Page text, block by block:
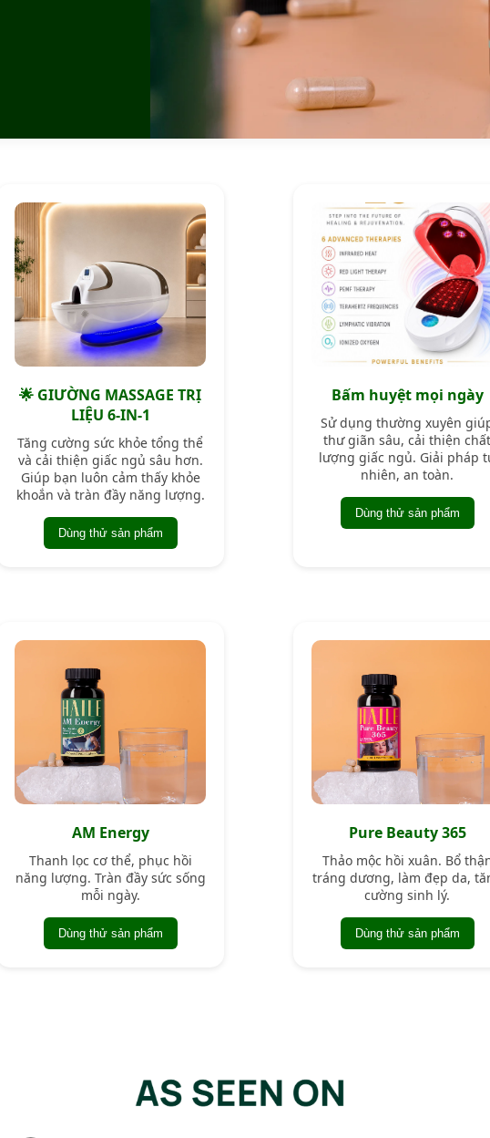
🌟 GIƯỜNG MASSAGE TRỊ
LIỆU 6-IN-1
Tăng cường sức khỏe tổng thể
và cải thiện giấc ngủ sâu hơn.
Giúp bạn luôn cảm thấy khỏe
khoắn và tràn đầy năng lượng.
Dùng thử sản phẩm
Bấm huyệt mọi ngày
Sử dụng thường xuyên
thư giãn sâu, cải thiện chất
lượng giấc ngủ. Giải pháp
nhiên, an toàn.
Dùng thử sản phẩm
AM Energy
Thanh lọc cơ thể, phục hồi
năng lượng. Tràn đầy sức sống
mỗi ngày.
Dùng thử sản phẩm
Pure Beauty 365
Thảo mộc hồi xuân. Bổ
tráng dương, làm đẹp da,
cường sinh lý.
Dùng thử sản phẩm